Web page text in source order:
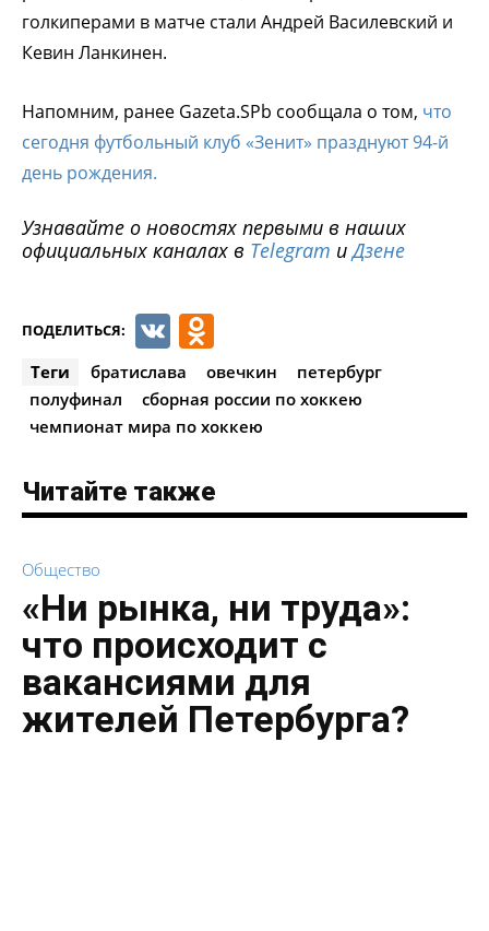
голкиперами в матче стали Андрей Василевский и
Кевин Ланкинен.
Напомним, ранее Gazeta.SPb сообщала о том, что
сегодня футбольный клуб «Зенит» празднуют 94-й
день рождения.
Узнавайте о новостях первыми в наших
официальных каналах в Telegram иДзене
ПОДЕЛИТЬСЯ: VK
Теги братислава овечкин
петербург
полуфинал
сборная россии по хоккею
чемпионат мира по хоккею
Читайте также
Общество
«Ни рынка, ни труда»:
что происходит с
вакансиями для
жителей Петербурга?